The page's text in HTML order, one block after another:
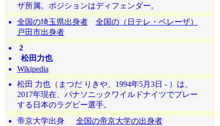
ザ所属。ポジションはディフェンダー。
全国の埼玉県出身者
全国の（日テレ・ベレーザ）
戸田市出身者
2
松田力也
Wikipedia
松田 力也（まつだ りきや、1994年5月3日 - ）は、
2017年現在、パナソニックワイルドナイツでプレー
する日本のラグビー選手。
帝京大学出身 全国の帝京大学の出身者